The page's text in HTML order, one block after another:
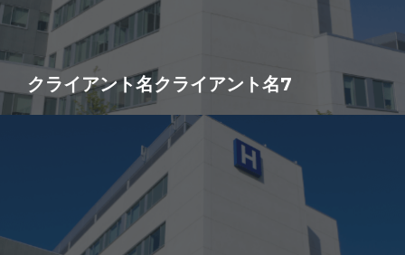
クライアント名クライアント名7